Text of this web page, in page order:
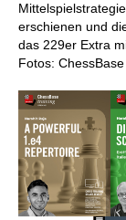
erschienen und
das 229er Extra
Fotos: ChessBase